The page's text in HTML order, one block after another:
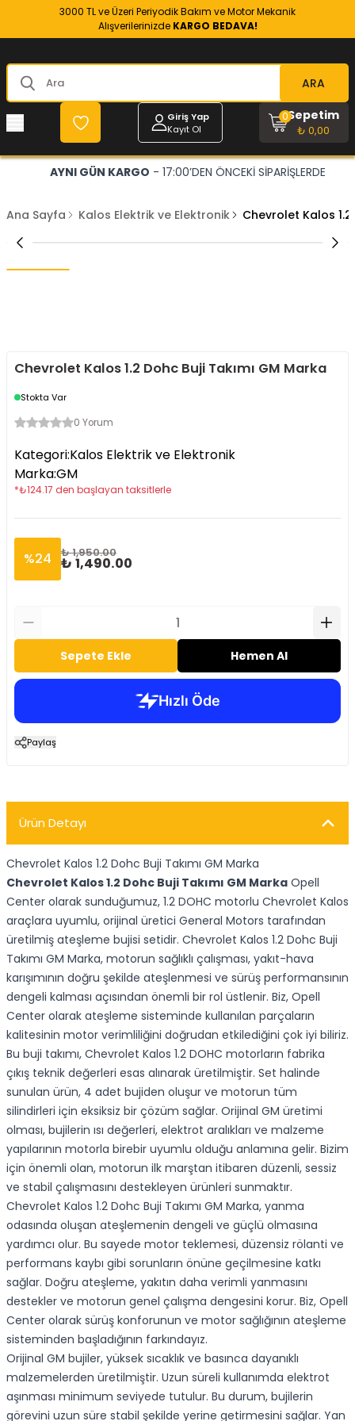
3000 TL ve Üzeri Periyodik Bakım ve Motor Mekanik
Alışverilerinizde KARGO BEDAVA!
ARA
Giriş Yap
Kayıt Ol
Sepetim
₺ 0,00
0
AYNI GÜN KARGO - 17:00’DEN ÖNCEKİ SİPARİŞLERDE
Ana Sayfa Kalos Elektrik ve Elektronik Chevrolet Kalos 1.2
Chevrolet Kalos 1.2 Dohc Buji Takımı GM Marka
Stokta Var
0 Yorum
Kategori:Kalos Elektrik ve Elektronik
Marka:GM
*₺124.17 den başlayan taksitlerle
%24 ₺ 1,950.00
₺ 1,490.00
Sepete Ekle Hemen Al
Paylaş
Ürün Detayı
Chevrolet Kalos 1.2 Dohc Buji Takımı GM Marka
Chevrolet Kalos 1.2 Dohc Buji Takımı GM Marka Opell
Center olarak sunduğumuz, 1.2 DOHC motorlu Chevrolet Kalos
araçlara uyumlu, orijinal üretici General Motors tarafından
üretilmiş ateşleme bujisi setidir. Chevrolet Kalos 1.2 Dohc Buji
Takımı GM Marka, motorun sağlıklı çalışması, yakıt-hava
karışımının doğru şekilde ateşlenmesi ve sürüş performansının
dengeli kalması açısından önemli bir rol üstlenir. Biz, Opell
Center olarak ateşleme sisteminde kullanılan parçaların
kalitesinin motor verimliliğini doğrudan etkilediğini çok iyi biliriz.
Bu buji takımı, Chevrolet Kalos 1.2 DOHC motorların fabrika
çıkış teknik değerleri esas alınarak üretilmiştir. Set halinde
sunulan ürün, 4 adet bujiden oluşur ve motorun tüm
silindirleri için eksiksiz bir çözüm sağlar. Orijinal GM üretimi
olması, bujilerin ısı değerleri, elektrot aralıkları ve malzeme
yapılarının motorla birebir uyumlu olduğu anlamına gelir. Bizim
için önemli olan, motorun ilk marştan itibaren düzenli, sessiz
ve stabil çalışmasını destekleyen ürünleri sunmaktır.
Chevrolet Kalos 1.2 Dohc Buji Takımı GM Marka, yanma
odasında oluşan ateşlemenin dengeli ve güçlü olmasına
yardımcı olur. Bu sayede motor teklemesi, düzensiz rölanti ve
performans kaybı gibi sorunların önüne geçilmesine katkı
sağlar. Doğru ateşleme, yakıtın daha verimli yanmasını
destekler ve motorun genel çalışma dengesini korur. Biz, Opell
Center olarak sürüş konforunun ve motor sağlığının ateşleme
sisteminden başladığının farkındayız.
Orijinal GM bujiler, yüksek sıcaklık ve basınca dayanıklı
malzemelerden üretilmiştir. Uzun süreli kullanımda elektrot
aşınması minimum seviyede tutulur. Bu durum, bujilerin
görevini uzun süre stabil şekilde yerine getirmesini sağlar. Yan